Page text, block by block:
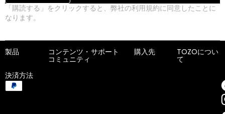
「購読する」をクリックすると、弊社の利用規約に同意したことに
なります。
製品 コンテンツ・
コミュニティ
サポート 購入先 TOZOについ
て
決済方法